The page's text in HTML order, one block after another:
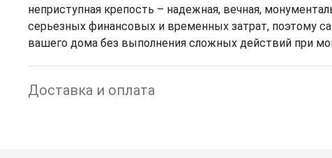
неприступная крепость – надежная, вечная,
серьезных финансовых и временных затрат, поэтому
вашего дома без выполнения сложных действий при
Доставка и оплата